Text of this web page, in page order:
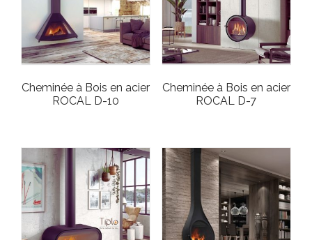
Cheminée à Bois en acier
ROCAL D-10
Cheminée à Bois en acier
ROCAL D-7